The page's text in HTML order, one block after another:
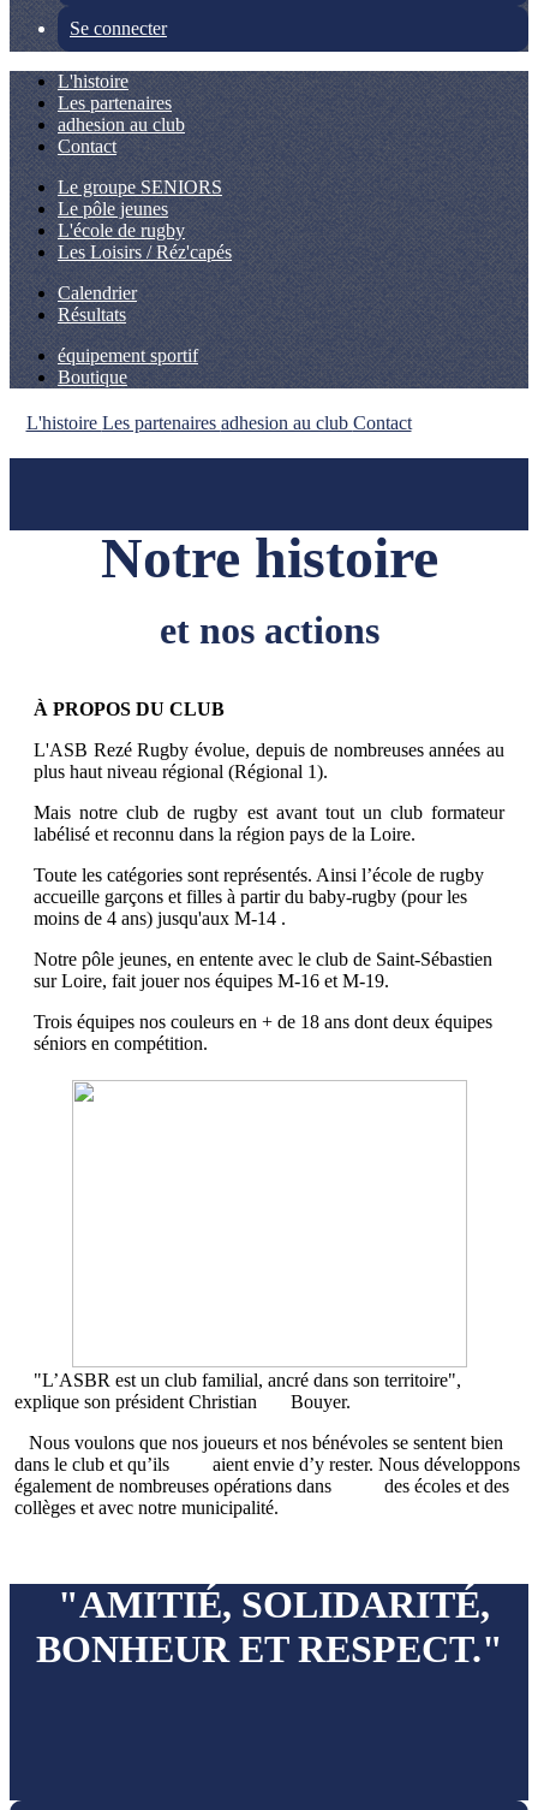
Se connecter
L'histoire
Les partenaires
adhesion au club
Contact
Le groupe SENIORS
Le pôle jeunes
L'école de rugby
Les Loisirs / Réz'capés
Calendrier
Résultats
équipement sportif
Boutique
L'histoire Les partenaires adhesion au club Contact
Notre histoire
et nos actions
À PROPOS DU CLUB
L'ASB Rezé Rugby évolue, depuis de nombreuses années au
plus haut niveau régional (Régional 1).
Mais notre club de rugby est avant tout un club formateur
labélisé et reconnu dans la région pays de la Loire.
Toute les catégories sont représentés. Ainsi l’école de rugby
accueille garçons et filles à partir du baby-rugby (pour les
moins de 4 ans) jusqu'aux M-14 .
Notre pôle jeunes, en entente avec le club de Saint-Sébastien
sur Loire, fait jouer nos équipes M-16 et M-19.
Trois équipes nos couleurs en + de 18 ans dont deux équipes
séniors en compétition.
"L’ASBR est un club familial, ancré dans son territoire",
explique son président Christian Bouyer.
Nous voulons que nos joueurs et nos bénévoles se sentent bien
dans le club et qu’ils aient envie d’y rester. Nous développons
également de nombreuses opérations dans des écoles et des
collèges et avec notre municipalité.
"AMITIÉ, SOLIDARITÉ,
BONHEUR ET RESPECT."